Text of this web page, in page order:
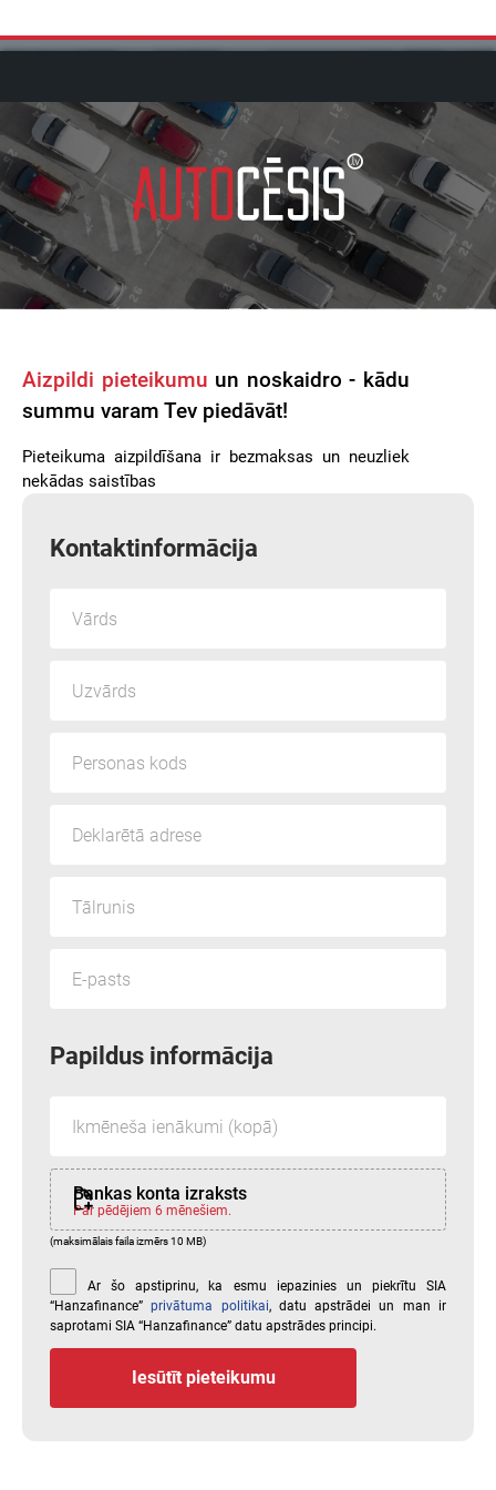
Aizpildi pieteikumu un noskaidro - kādu
summu varam Tev piedāvāt!
Pieteikuma aizpildīšana ir bezmaksas un neuzliek
nekādas saistības
Kontaktinformācija
Papildus informācija
Bankas konta izraksts
Par pēdējiem 6 mēnešiem.
(maksimālais faila izmērs 10 MB)
Ar šo apstiprinu, ka esmu iepazinies un piekrītu SIA
“Hanzafinance”privātuma politikai, datu apstrādei un man ir
saprotami SIA “Hanzafinance” datu apstrādes principi.
Iesūtīt pieteikumu